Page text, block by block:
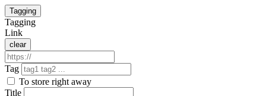
Tagging
Tagging
Link
clear
Tag
To store right away
Title